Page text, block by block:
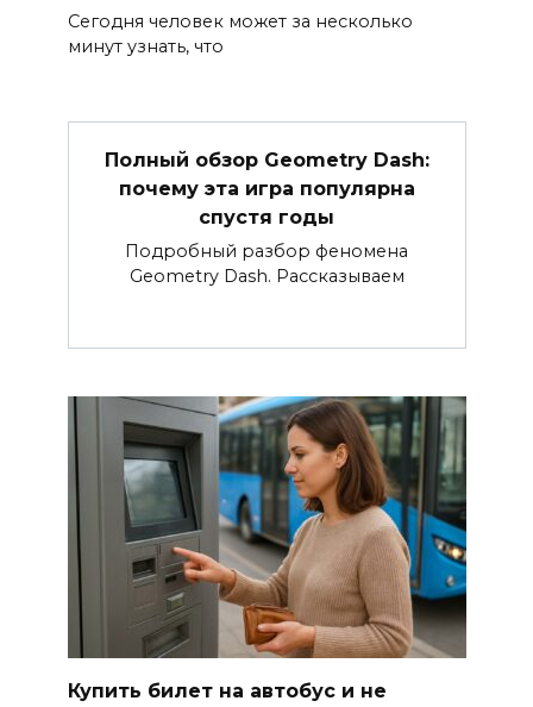
Сегодня человек может за несколько
минут узнать, что
Полный обзор Geometry Dash:
почему эта игра популярна
спустя годы
Подробный разбор феномена
Geometry Dash. Рассказываем
Купить билет на автобус и не